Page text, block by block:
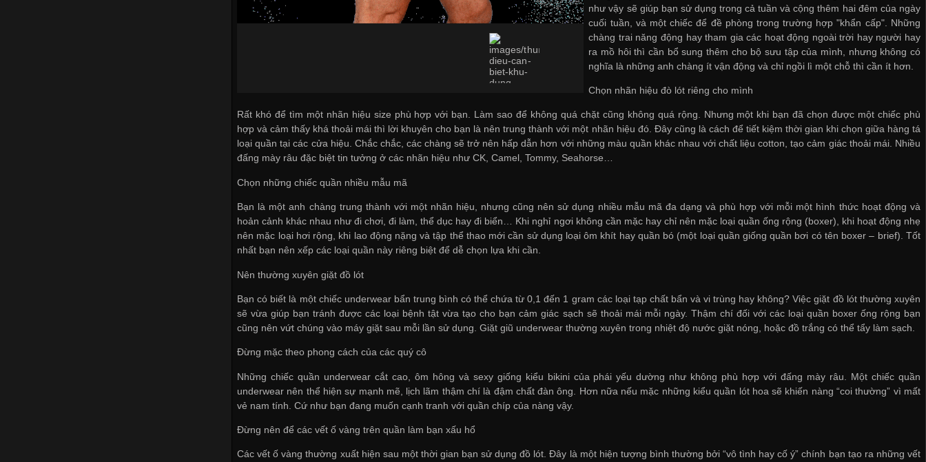
như vậy sẽ giúp bạn sử dụng trong cả tuần và cộng thêm hai đêm của ngày
cuối tuần, và một chiếc để đề phòng trong trường hợp "khẩn cấp". Những
chàng trai năng động hay tham gia các hoạt động ngoài trời hay người hay
ra mồ hôi thì cần bổ sung thêm cho bộ sưu tập của mình, nhưng không có
nghĩa là những anh chàng ít vận động và chỉ ngồi lì một chỗ thì cần ít hơn.
Chọn nhãn hiệu đò lót riêng cho mình
Rất khó để tìm một nhãn hiệu size phù hợp với bạn. Làm sao để không quá chặt cũng không quá rộng. Nhưng một khi bạn đã chọn được một chiếc phù
hợp và cảm thấy khá thoải mái thì lời khuyên cho bạn là nên trung thành với một nhãn hiệu đó. Đây cũng là cách để tiết kiệm thời gian khi chọn giữa hàng tá
loại quần tại các cửa hiệu. Chắc chắc, các chàng sẽ trở nên hấp dẫn hơn với những màu quần khác nhau với chất liệu cotton, tạo cảm giác thoải mái. Nhiều
đấng mày râu đặc biệt tin tưởng ở các nhãn hiệu như CK, Camel, Tommy, Seahorse…
Chọn những chiếc quần nhiều mẫu mã
Bạn là một anh chàng trung thành với một nhãn hiệu, nhưng cũng nên sử dụng nhiều mẫu mã đa dạng và phù hợp với mỗi một hình thức hoạt động và
hoản cảnh khác nhau như đi chơi, đi làm, thể dục hay đi biển… Khi nghỉ ngơi không cần mặc hay chỉ nên mặc loại quần ống rộng (boxer), khi hoạt động nhẹ
nên mặc loại hơi rộng, khi lao động nặng và tập thể thao mới cần sử dụng loại ôm khít hay quần bó (một loại quần giống quần bơi có tên boxer – brief). Tốt
nhất bạn nên xếp các loại quần này riêng biệt để dễ chọn lựa khi cần.
Nên thường xuyên giặt đồ lót
Bạn có biết là một chiếc underwear bẩn trung bình có thể chứa từ 0,1 đến 1 gram các loại tạp chất bẩn và vi trùng hay không? Việc giặt đồ lót thường xuyên
sẽ vừa giúp bạn tránh được các loại bệnh tật vừa tạo cho bạn cảm giác sạch sẽ thoải mái mỗi ngày. Thậm chí đối với các loại quần boxer ống rộng bạn
cũng nên vứt chúng vào máy giặt sau mỗi lần sử dụng. Giặt giũ underwear thường xuyên trong nhiệt độ nước giặt nóng, hoặc đồ trắng có thể tẩy làm sạch.
Đừng mặc theo phong cách của các quý cô
Những chiếc quần underwear cắt cao, ôm hông và sexy giống kiểu bikini của phái yếu dường như không phù hợp với đấng mày râu. Một chiếc quần
underwear nên thể hiện sự mạnh mẽ, lịch lãm thậm chí là đậm chất đàn ông. Hơn nữa nếu mặc những kiểu quần lót hoa sẽ khiến nàng “coi thường” vì mất
vẻ nam tính. Cứ như bạn đang muốn cạnh tranh với quần chíp của nàng vậy.
Đừng nên để các vết ố vàng trên quần làm bạn xấu hổ
Các vết ố vàng thường xuất hiện sau một thời gian bạn sử dụng đồ lót. Đây là một hiện tượng bình thường bởi “vô tình hay cố ý” chính bạn tạo ra những vết